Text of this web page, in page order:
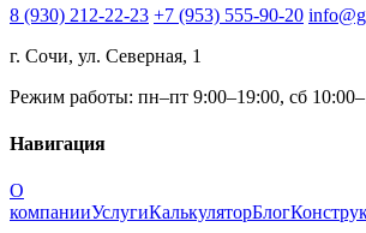
8 (930) 212-22-23 +7 (953) 555-90-20
г. Сочи, ул. Северная, 1
Режим работы: пн–пт 9:00–19:00, сб
Навигация
О
компанииУслугиКалькуляторБлог